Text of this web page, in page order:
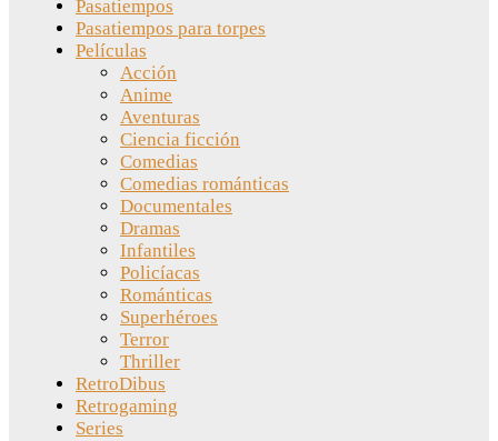
Pasatiempos
Pasatiempos para torpes
Películas
Acción
Anime
Aventuras
Ciencia ficción
Comedias
Comedias románticas
Documentales
Dramas
Infantiles
Policíacas
Románticas
Superhéroes
Terror
Thriller
RetroDibus
Retrogaming
Series